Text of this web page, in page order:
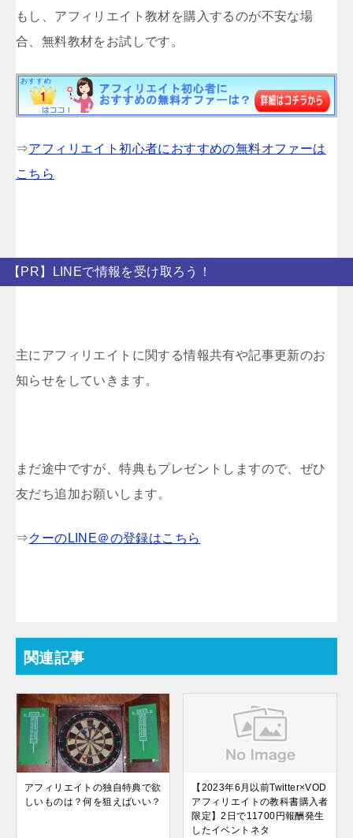
もし、アフィリエイト教材を購入するのが不安な場
合、無料教材をお試しです。
⇒アフィリエイト初心者におすすめの無料オファーは
こちら
【PR】LINEで情報を受け取ろう！
主にアフィリエイトに関する情報共有や記事更新のお
知らせをしていきます。
まだ途中ですが、特典もプレゼントしますので、ぜひ
友だち追加お願いします。
⇒クーのLINE＠の登録はこちら
関連記事
アフィリエイトの独自特典で欲
しいものは？何を狙えばいい？
【2023年6月以前Twitter×VOD
アフィリエイトの教科書購入者
限定】2日で11700円報酬発生
したイベントネタ